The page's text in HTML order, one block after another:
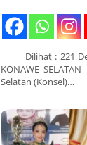
Dilihat : 221
KONAWE
Selatan (Konsel)…